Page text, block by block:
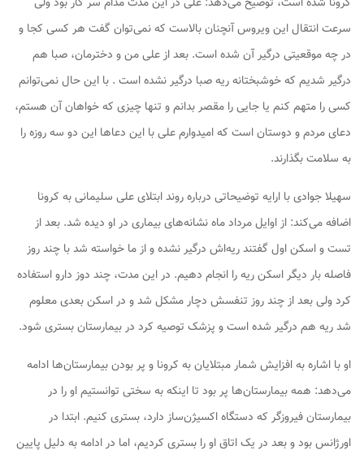
سرعت انتقال این ویروس آنچنان بالاست که نمی‌توان گفت هر کسی کجا و
در چه موقعیتی درگیر آن شده است. بعد از علی من و دخترمان، صبا هم
درگیر شدیم که خوشبختانه ریه صبا درگیر نشده است . با این حال نمی‌توانم
کسی را متهم کنم یا جایی را مقصر بدانم و تنها چیزی که خواهان آن هستم،
دعای مردم و دوستان است که امیدوارم علی با این دعاها این دو سه روزه را
به سلامت بگذارند.
سهیلا جوادی با ارایه توضیحاتی درباره روند ابتلای علی سلیمانی به کرونا
اضافه می‌کند: از اوایل مرداد ماه نشانه‌های بیماری در او دیده شد. بعد از
تست و اسکن اول گفتند ریه‌اش درگیر نشده و از ما خواسته شد با چند روز
فاصله بار دیگر اسکن ریه را انجام دهیم. در این مدت، چند دوز دارو استفاده
کرد ولی بعد از چند روز تنفسش دچار مشکل شد و در اسکن بعدی معلوم
شد ریه هم درگیر شده است و پزشک توصیه کرد در بیمارستان بستری شود.
او با اشاره به افزایش شمار مبتلایان به کرونا و پر بودن بیمارستان‌ها ادامه
می‌دهد: همه بیمارستان‌ها پر بود تا اینکه به سختی توانستیم او را در
بیمارستان فیروزگر که دستگاه اکسیژن‌ساز دارد، بستری کنیم. ابتدا در
اورژانس بود و بعد در یک اتاق او را بستری کردیم، اما در ادامه به دلیل پایین